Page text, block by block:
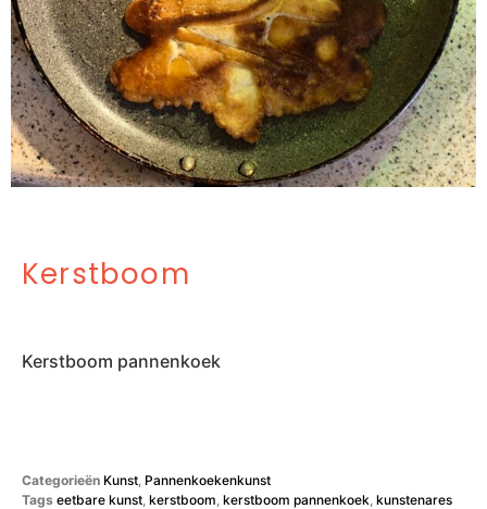
Kerstboom
Kerstboom pannenkoek
Categorieën Kunst Pannenkoekenkunst
Tags eetbare kunst kerstboom kerstboom pannenkoek kunstenares